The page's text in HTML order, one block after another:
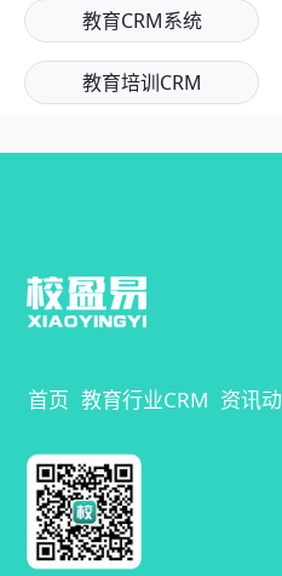
教育CRM系统
教育培训CRM
首页 教育行业CRM 资讯